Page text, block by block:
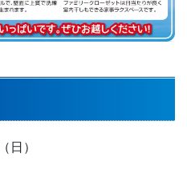
日）